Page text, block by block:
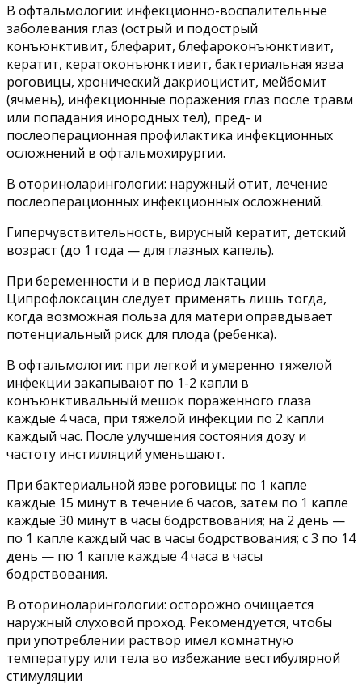
В офтальмологии: инфекционно-воспалительные
заболевания глаз (острый и подострый
конъюнктивит, блефарит, блефароконъюнктивит,
кератит, кератоконъюнктивит, бактериальная язва
роговицы, хронический дакриоцистит, мейбомит
(ячмень), инфекционные поражения глаз после травм
или попадания инородных тел), пред- и
послеоперационная профилактика инфекционных
осложнений в офтальмохирургии.
В оториноларингологии: наружный отит, лечение
послеоперационных инфекционных осложнений.
Гиперчувствительность, вирусный кератит, детский
возраст (до 1 года — для глазных капель).
При беременности и в период лактации
Ципрофлоксацин следует применять лишь тогда,
когда возможная польза для матери оправдывает
потенциальный риск для плода (ребенка).
В офтальмологии: при легкой и умеренно тяжелой
инфекции закапывают по 1-2 капли в
конъюнктивальный мешок пораженного глаза
каждые 4 часа, при тяжелой инфекции по 2 капли
каждый час. После улучшения состояния дозу и
частоту инстилляций уменьшают.
При бактериальной язве роговицы: по 1 капле
каждые 15 минут в течение 6 часов, затем по 1 капле
каждые 30 минут в часы бодрствования; на 2 день —
по 1 капле каждый час в часы бодрствования; с 3 по 14
день — по 1 капле каждые 4 часа в часы
бодрствования.
В оториноларингологии: осторожно очищается
наружный слуховой проход. Рекомендуется, чтобы
при употреблении раствор имел комнатную
температуру или тела во избежание вестибулярной
стимуляции